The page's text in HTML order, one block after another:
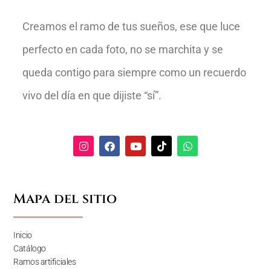
Creamos el ramo de tus sueños, ese que luce
perfecto en cada foto, no se marchita y se
queda contigo para siempre como un recuerdo
vivo del día en que dijiste “sí”.
Mapa del sitio
Inicio
Catálogo
Ramos artificiales